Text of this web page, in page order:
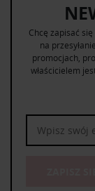
Chcę zapisać
na
promocjach,
właścicielem